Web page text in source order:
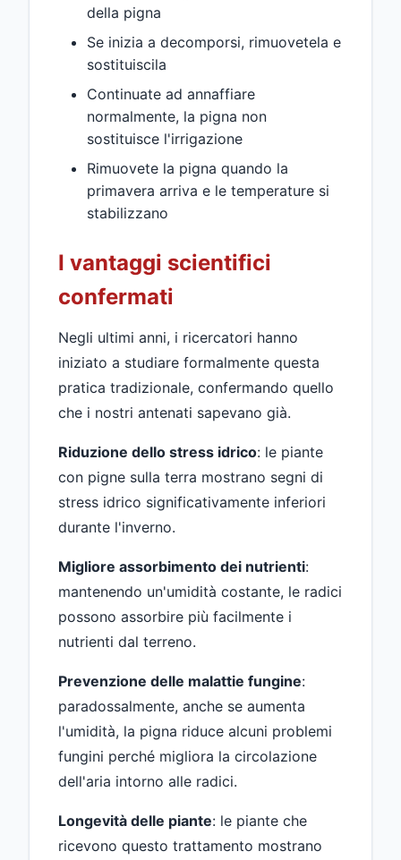
della pigna
Se inizia a decomporsi, rimuovetela e
sostituiscila
Continuate ad annaffiare
normalmente, la pigna non
sostituisce l'irrigazione
Rimuovete la pigna quando la
primavera arriva e le temperature si
stabilizzano
I vantaggi scientifici
confermati
Negli ultimi anni, i ricercatori hanno
iniziato a studiare formalmente questa
pratica tradizionale, confermando quello
che i nostri antenati sapevano già.
Riduzione dello stress idrico: le piante
con pigne sulla terra mostrano segni di
stress idrico significativamente inferiori
durante l'inverno.
Migliore assorbimento dei nutrienti:
mantenendo un'umidità costante, le radici
possono assorbire più facilmente i
nutrienti dal terreno.
Prevenzione delle malattie fungine:
paradossalmente, anche se aumenta
l'umidità, la pigna riduce alcuni problemi
fungini perché migliora la circolazione
dell'aria intorno alle radici.
Longevità delle piante: le piante che
ricevono questo trattamento mostrano